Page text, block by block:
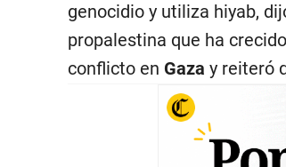
genocidio y utiliza hiyab,
propalestina que ha
conflicto en Gaza y reiteró